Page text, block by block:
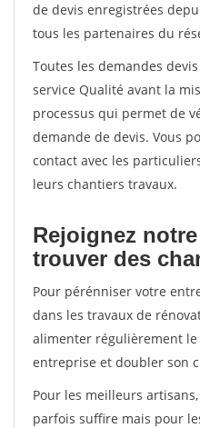
de devis enregistrées
tous les partenaires du
Toutes les demandes
service Qualité avant la
processus qui permet de
demande de devis. Vous
contact avec les
leurs chantiers travaux.
Rejoignez
trouver des
Pour pérénniser votre
dans les travaux de
alimenter régulièrement
entreprise et doubler son
Pour les meilleurs
parfois suffire mais pour